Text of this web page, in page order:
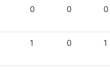
0 0 0
1 0 1